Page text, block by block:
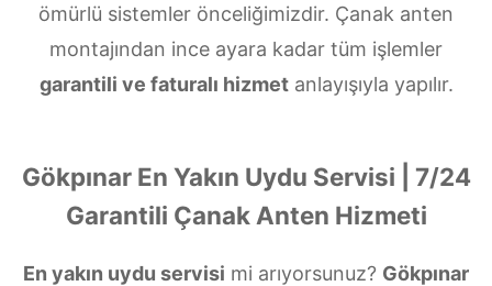
ömürlü sistemler önceliğimizdir. Çanak anten
montajından ince ayara kadar tüm işlemler
garantili ve faturalı hizmetanlayışıyla yapılır.
Gökpınar En Yakın Uydu Servisi | 7/24
Garantili Çanak Anten Hizmeti
En yakın uydu servisi mi arıyorsunuz? Gökpınar